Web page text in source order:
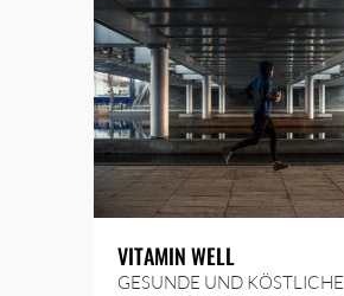
VITAMIN WELL
GESUNDE UND KÖSTLICHE